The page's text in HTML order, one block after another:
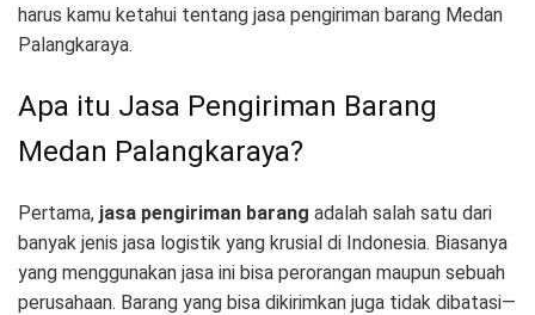
harus kamu ketahui tentang jasa pengiriman barang Medan
Palangkaraya.
Apa itu Jasa Pengiriman Barang
Medan Palangkaraya?
Pertama, jasa pengiriman barang adalah salah satu dari
banyak jenis jasa logistik yang krusial di Indonesia. Biasanya
yang menggunakan jasa ini bisa perorangan maupun sebuah
perusahaan. Barang yang bisa dikirimkan juga tidak dibatasi—